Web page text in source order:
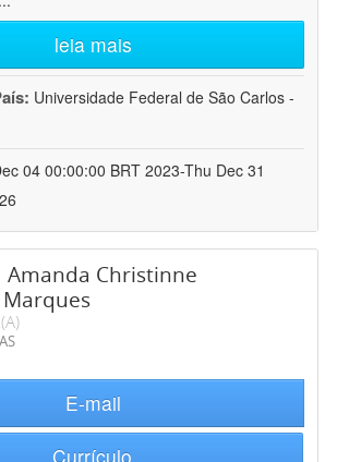
leia mais
Universidade Federal de São Carlos -
04 00:00:00 BRT 2023-Thu Dec 31
Amanda Christinne
E-mail
Currículo